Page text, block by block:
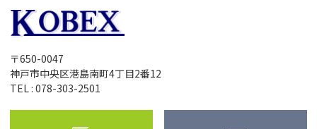
〒650-0047
神戸市中央区港島南町4丁目2番12
TEL : 078-303-2501